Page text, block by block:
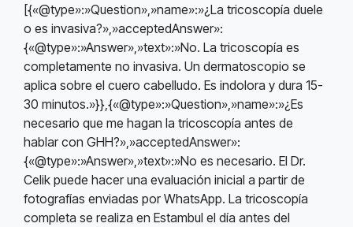
[{«@type»:»Question»,»name»:»¿La tricoscopía duele
o es invasiva?»,»acceptedAnswer»:
{«@type»:»Answer»,»text»:»No. La tricoscopía es
completamente no invasiva. Un dermatoscopio se
aplica sobre el cuero cabelludo. Es indolora y dura 15-
30 minutos.»}},{«@type»:»Question»,»name»:»¿Es
necesario que me hagan la tricoscopía antes de
hablar con GHH?»,»acceptedAnswer»:
{«@type»:»Answer»,»text»:»No es necesario. El Dr.
Celik puede hacer una evaluación inicial a partir de
fotografías enviadas por WhatsApp. La tricoscopía
completa se realiza en Estambul el día antes del